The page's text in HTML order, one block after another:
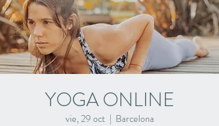
YOGA ONLINE
vie, 29 oct
  |
Barcelona